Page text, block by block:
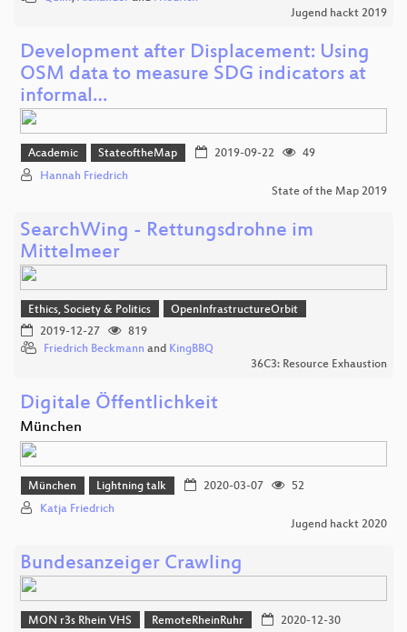
Jugend hackt 2019
Development after Displacement: Using
OSM data to measure SDG indicators at
informal…
Academic StateoftheMap 2019-09-22
49
Hannah Friedrich
State of the Map 2019
SearchWing - Rettungsdrohne im
Mittelmeer
Ethics, Society & Politics
OpenInfrastructureOrbit
2019-12-27
819
Friedrich Beckmann and KingBBQ
36C3: Resource Exhaustion
Digitale Öffentlichkeit
München
München Lightning talk 2020-03-07
52
Katja Friedrich
Jugend hackt 2020
Bundesanzeiger Crawling
MON r3s Rhein VHS RemoteRheinRuhr
2020-12-30